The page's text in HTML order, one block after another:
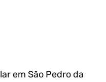
em São Pedro da